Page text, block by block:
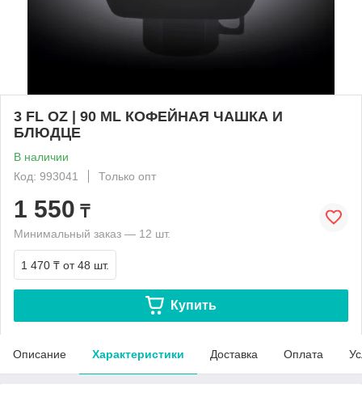
3 FL OZ | 90 ML КОФЕЙНАЯ ЧАШКА И
БЛЮДЦЕ
В наличии
Код: 993041
Только опт
1 550 ₸
Минимальный заказ — 12 шт.
1 470 ₸ от 48 шт.
Купить
Описание Характеристики Доставка Оплата